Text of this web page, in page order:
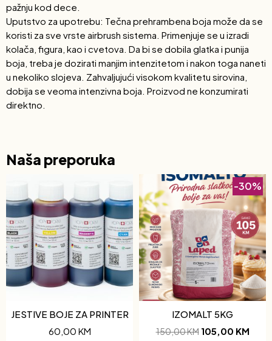
pažnju kod dece.
Uputstvo za upotrebu: Tečna prehrambena boja može da se
koristi za sve vrste airbrush sistema. Primenjuje se u izradi
kolača, figura, kao i cvetova. Da bi se dobila glatka i punija
boja, treba je dozirati manjim intenzitetom i nakon toga naneti
u nekoliko slojeva. Zahvaljujući visokom kvalitetu sirovina,
dobija se veoma intenzivna boja. Proizvod ne konzumirati
direktno.
Naša preporuka
JESTIVE BOJE ZA PRINTER
60,00 KM
-30%
IZOMALT 5KG
150,00KM 105,00 KM